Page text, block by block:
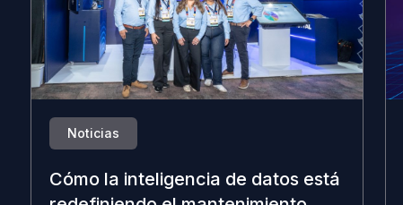
Noticias
Cómo la inteligencia de datos está